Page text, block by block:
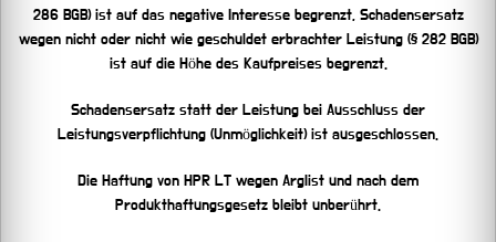
286 BGB) ist auf das negative Interesse begrenzt, Schadensersatz
wegen nicht oder nicht wie geschuldet erbrachter Leistung (§ 282 BGB)
ist auf die Höhe des Kaufpreises begrenzt.
Schadensersatz statt der Leistung bei Ausschluss der
Leistungsverpflichtung (Unmöglichkeit) ist ausgeschlossen.
Die Haftung von HPR LT wegen Arglist und nach dem
Produkthaftungsgesetz bleibt unberührt.